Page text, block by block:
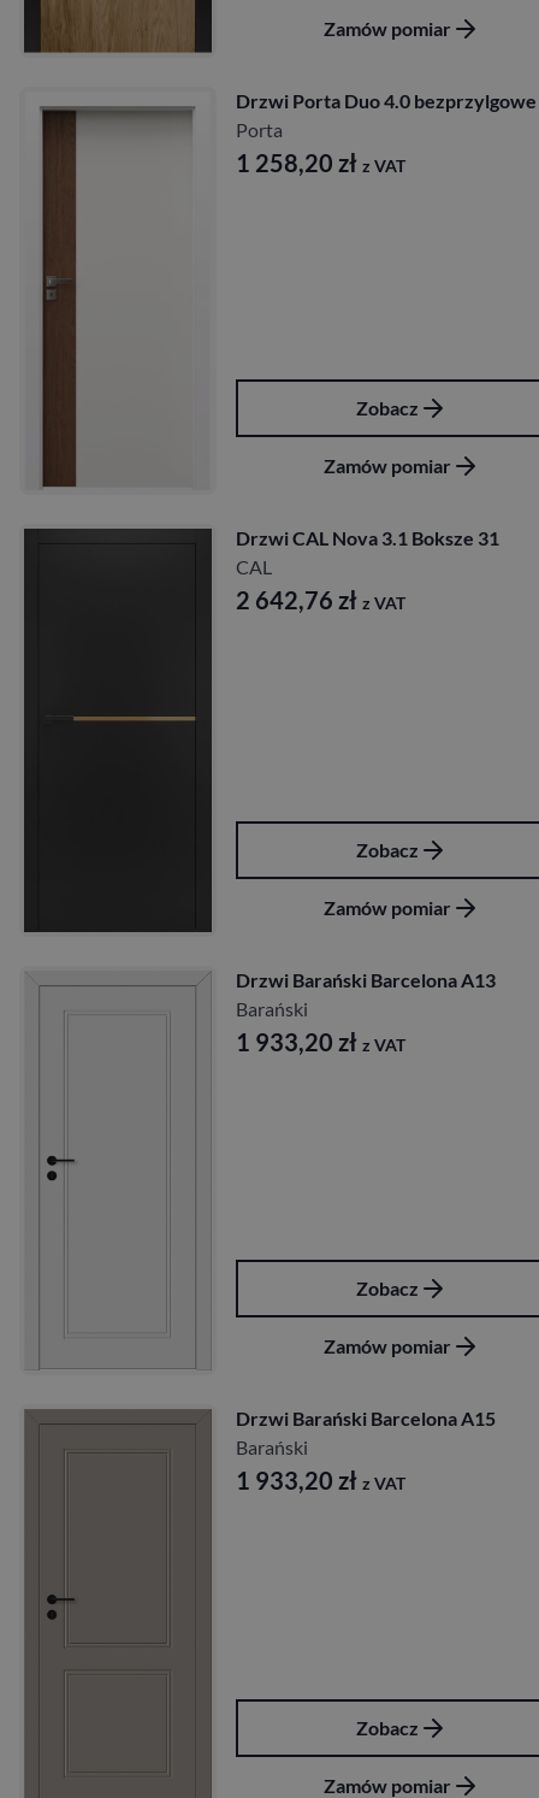
Zamów pomiar
Drzwi Porta Duo 4.0 bezprzylgowe
Porta
1 258,20 zł z VAT
Zobacz
Zamów pomiar
Drzwi CAL Nova 3.1 Boksze 31
CAL
2 642,76 zł z VAT
Zobacz
Zamów pomiar
Drzwi Barański Barcelona A13
Barański
1 933,20 zł z VAT
Zobacz
Zamów pomiar
Drzwi Barański Barcelona A15
Barański
1 933,20 zł z VAT
Zobacz
Zamów pomiar